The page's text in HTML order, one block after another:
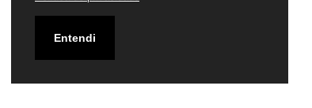
Entendi